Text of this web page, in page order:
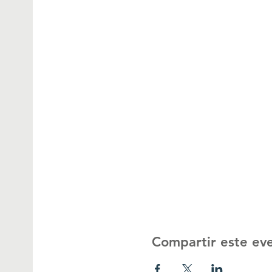
Compartir este